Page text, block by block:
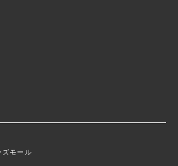
ズモール